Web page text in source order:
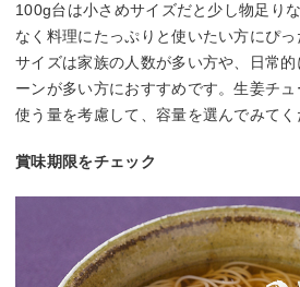
100g台は小さめサイズだと少し物足り
なく料理にたっぷりと使いたい方にぴ
サイズは家族の人数が多い方や、日常
ーンが多い方におすすめです。生姜チ
使う量を考慮して、容量を選んでみてく
賞味期限をチェック